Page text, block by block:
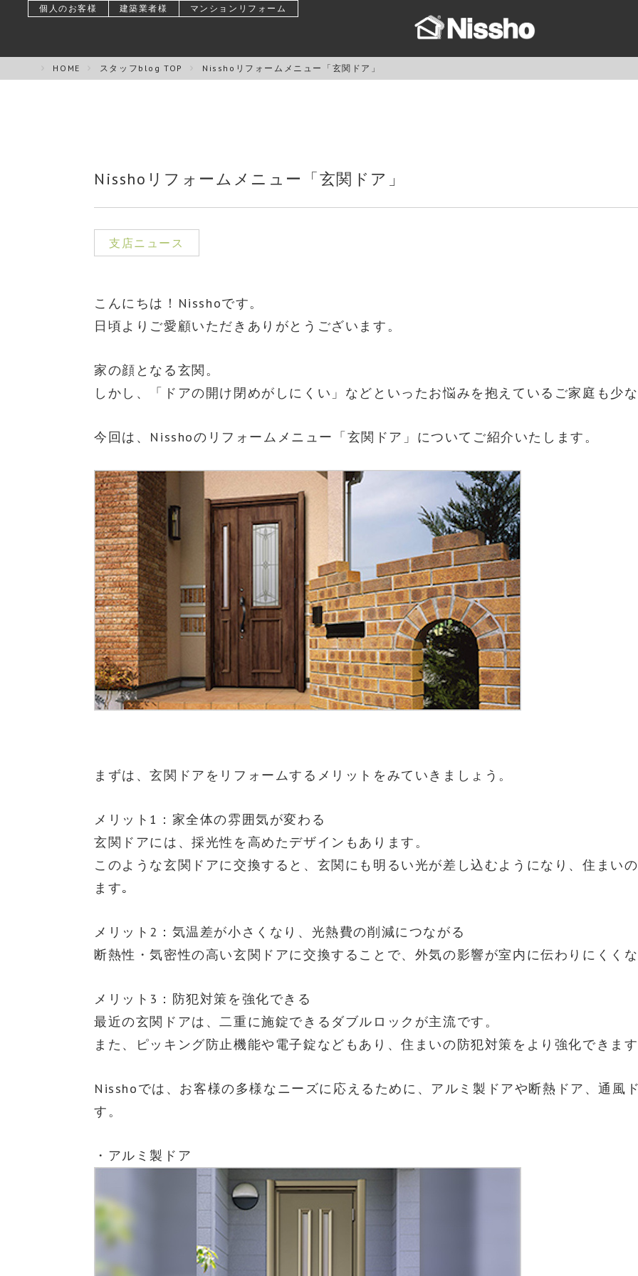
個人のお客様 建築業者様 マンションリフォーム
HOME スタッフblog TOP Nisshoリフォームメニュー「玄関ドア」
Nisshoリフォームメニュー「玄関ドア」
支店ニュース
こんにちは！Nisshoです。
日頃よりご愛顧いただきありがとうございます。
家の顔となる玄関。
しかし、「ドアの開け閉めがしにくい」などといったお悩みを抱えているご家庭も少な
今回は、Nisshoのリフォームメニュー「玄関ドア」についてご紹介いたします。
まずは、玄関ドアをリフォームするメリットをみていきましょう。
メリット1：家全体の雰囲気が変わる
玄関ドアには、採光性を高めたデザインもあります。
このような玄関ドアに交換すると、玄関にも明るい光が差し込むようになり、住まい
ます｡
メリット2：気温差が小さくなり、光熱費の削減につながる
断熱性・気密性の高い玄関ドアに交換することで、外気の影響が室内に伝わりにくく
メリット3：防犯対策を強化できる
最近の玄関ドアは、二重に施錠できるダブルロックが主流です。
また、ピッキング防止機能や電子錠などもあり、住まいの防犯対策をより強化できます
Nisshoでは、お客様の多様なニーズに応えるために、アルミ製ドアや断熱ドア、通風
す。
・アルミ製ドア